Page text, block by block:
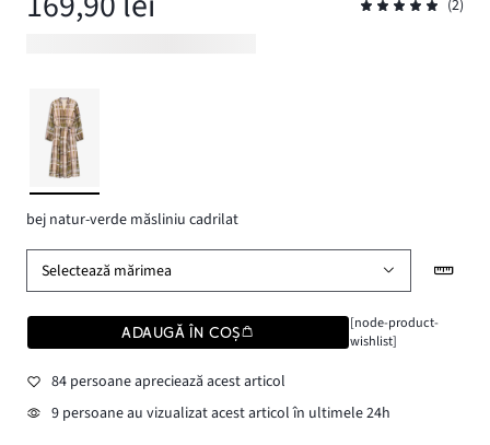
(2)
bej natur-verde măsliniu cadrilat
Selectează mărimea
ADAUGĂ ÎN COȘ
[node-product-
wishlist]
84 persoane apreciează acest articol
9 persoane au vizualizat acest articol în ultimele 24h